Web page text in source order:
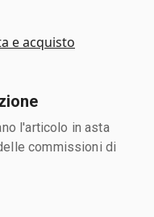
e acquisto
l'articolo in asta
commissioni di